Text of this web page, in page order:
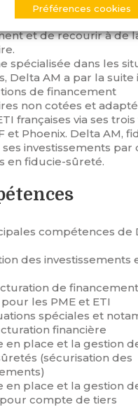
de chefs d’entreprise
compléter leurs modes
et de recourir à de
spécialisée dans les
Delta AM a par la suite
de financement
non cotées et
françaises via ses
et Phoenix. Delta AM,
investissements par
en fiducie-sûreté.
compétences de
des investissements
de
les PME et ETI
spéciales et
financière
en place et la gestion
(sécurisation des
en place et la gestion
compte de tiers
Préférences cookies